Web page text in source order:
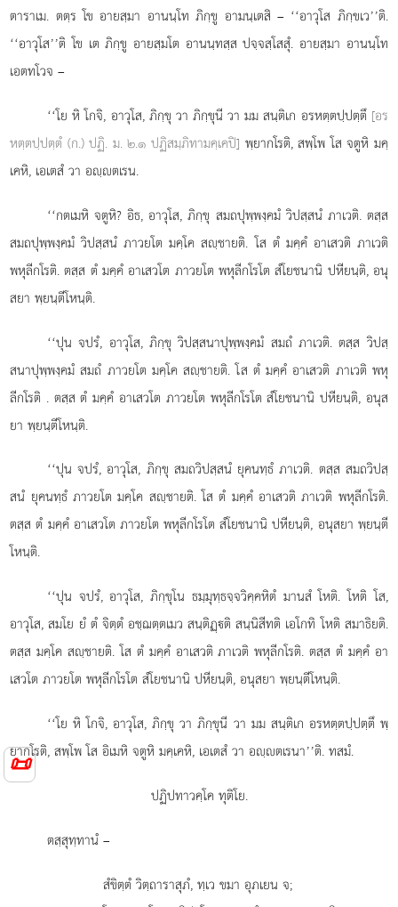
📜
ตาราเม. ตตฺร โข อายสฺมา อานนฺโท ภิกฺขู อามนฺเตสิ – ‘‘อาวุโส ภิกฺขเว’’ติ.
‘‘อาวุโส’’ติ โข เต ภิกฺขู อายสฺมโต อานนฺทสฺส ปจฺจสฺโสสุํ. อายสฺมา อานนฺโท
เอตทโวจ –
‘‘โยหิ โกจิ, อาวุโส, ภิกฺขุ วา ภิกฺขุนี วา มม สนฺติเก อรหตฺตปฺปตฺตึ [อร
หตฺตปฺปตฺตํ (ก.) ปฏิ. ม. ๒.๑ ปฏิสมฺภิทามคฺเคปิ] พฺยากโรติ, สพฺโพ โส จตูหิ มคฺ
เคหิ, เอเตสํ วา อฺตเรน.
‘‘กตเมหิ จตูหิ? อิธ, อาวุโส, ภิกฺขุ สมถปุพฺพงฺคมํ วิปสฺสนํ ภาเวติ. ตสฺส
สมถปุพฺพงฺคมํ วิปสฺสนํ ภาวยโต มคฺโค สฺชายติ. โส ตํ มคฺคํ อาเสวติ ภาเวติ
พหุลีกโรติ. ตสฺส ตํ มคฺคํ อาเสวโต ภาวยโต พหุลีกโรโต สํโยชนานิ ปหียนฺติ, อนุ
สยา พฺยนฺตีโหนฺติ.
‘‘ปุน จปรํ, อาวุโส, ภิกฺขุ วิปสฺสนาปุพฺพงฺคมํ สมถํ ภาเวติ. ตสฺส วิปสฺ
สนาปุพฺพงฺคมํ สมถํ ภาวยโต มคฺโค สฺชายติ. โส ตํ มคฺคํ อาเสวติ ภาเวติ พหุ
ลีกโรติ . ตสฺส ตํ มคฺคํ อาเสวโต ภาวยโต พหุลีกโรโต สํโยชนานิ ปหียนฺติ, อนุส
ยา พฺยนฺตีโหนฺติ.
‘‘ปุน จปรํ, อาวุโส, ภิกฺขุ สมถวิปสฺสนํ ยุคนทฺธํ ภาเวติ. ตสฺส สมถวิปสฺ
สนํ ยุคนทฺธํ ภาวยโต มคฺโค สฺชายติ. โส ตํ มคฺคํ อาเสวติ ภาเวติ พหุลีกโรติ.
ตสฺส ตํ มคฺคํ อาเสวโต ภาวยโต พหุลีกโรโต สํโยชนานิ ปหียนฺติ, อนุสยา พฺยนฺตี
โหนฺติ.
‘‘ปุน จปรํ, อาวุโส, ภิกฺขุโน ธมฺมุทฺธจฺจวิคฺคหิตํ มานสํ โหติ. โหติ โส,
อาวุโส, สมโย ยํ ตํ จิตฺตํ อชฺฌตฺตเมว สนฺติฏฺติ สนฺนิสีทติ เอโกทิ โหติ สมาธิยติ.
ตสฺส มคฺโค สฺชายติ. โส ตํ มคฺคํ อาเสวติ ภาเวติ พหุลีกโรติ. ตสฺส ตํ มคฺคํ อา
เสวโต ภาวยโตพหุลีกโรโต สํโยชนานิ ปหียนฺติ, อนุสยา พฺยนฺตีโหนฺติ.
‘‘โย หิ โกจิ, อาวุโส, ภิกฺขุ วา ภิกฺขุนี วา มม สนฺติเก อรหตฺตปฺปตฺตึ พฺ
ยากโรติ, สพฺโพ โส อิเมหิ จตูหิ มคฺเคหิ, เอเตสํ วา อฺตเรนา’’ติ. ทสมํ.
ปฏิปทาวคฺโค ทุติโย.
ตสฺสุทฺทานํ –
สํขิตฺตํ วิตฺถาราสุภํ, ทฺเว ขมา อุภเยน จ;